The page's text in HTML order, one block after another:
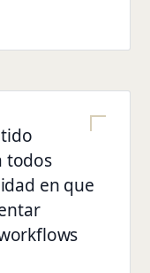
todos
en que